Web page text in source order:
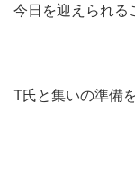
今日を迎えられる
T氏と集いの準備